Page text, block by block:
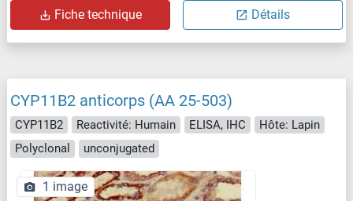
Fiche technique Détails
CYP11B2 anticorps (AA 25-503)
CYP11B2 Reactivité: Humain ELISA, IHC
Hôte: Lapin
Polyclonal
unconjugated
1 image